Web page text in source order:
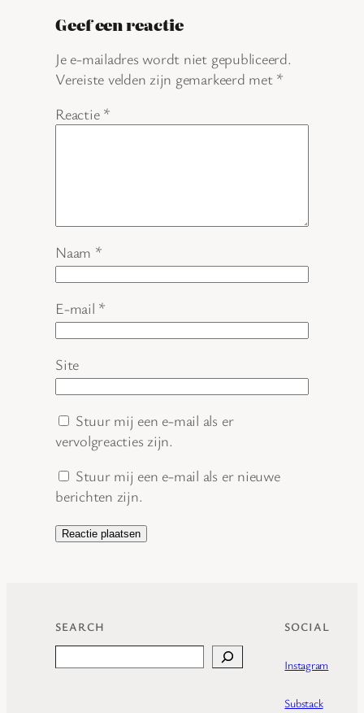
Geef een reactie
Je e-mailadres wordt niet gepubliceerd.
Vereiste velden zijn gemarkeerd met *
Reactie *
Naam *
E-mail *
Site
Stuur mij een e-mail als er
vervolgreacties zijn.
Stuur mij een e-mail als er nieuwe
berichten zijn.
SEARCH SOCIAL
Instagram
Substack